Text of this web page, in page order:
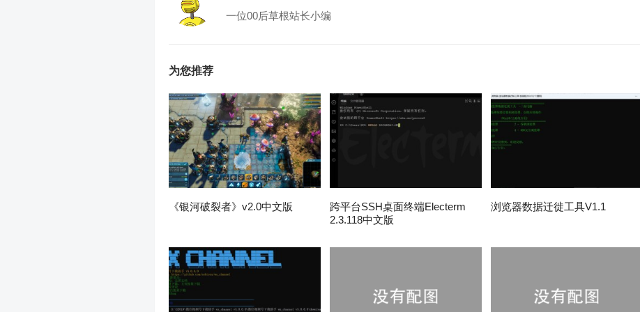
一位00后草根站长小编
为您推荐
《银河破裂者》v2.0中文版
跨平台SSH桌面终端Electerm
2.3.118中文版
浏览器数据迁徙工具V1.1